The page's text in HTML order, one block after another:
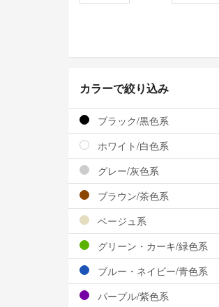
カラーで絞り込み
ブラック/黒色系
ホワイト/白色系
グレー/灰色系
ブラウン/茶色系
ベージュ系
グリーン・カーキ/緑色系
ブルー・ネイビー/青色系
パープル/紫色系